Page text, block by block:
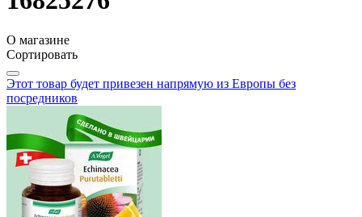
О магазине
Сортировать
Этот товар будет привезен напрямую из Европы без
посредников